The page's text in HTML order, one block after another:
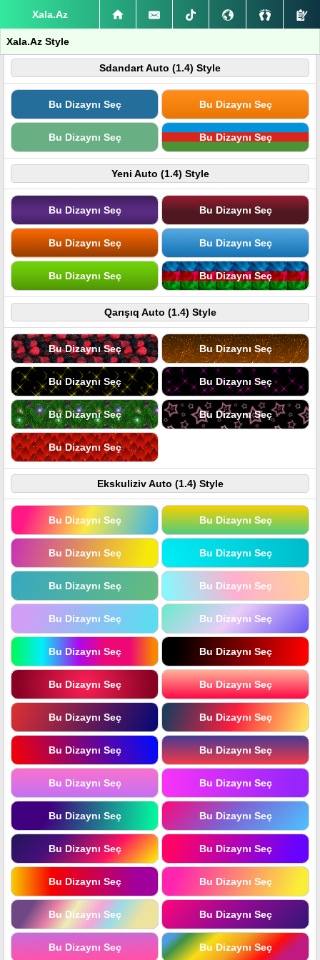
Xala.Az
Xala.Az Style
Sdandart Auto (1.4) Style
Bu Dizaynı Seç Bu Dizaynı Seç
Bu Dizaynı Seç Bu Dizaynı Seç
Yeni Auto (1.4) Style
Bu Dizaynı Seç Bu Dizaynı Seç
Bu Dizaynı Seç Bu Dizaynı Seç
Bu Dizaynı Seç Bu Dizaynı Seç
Qarışıq Auto (1.4) Style
Bu Dizaynı Seç Bu Dizaynı Seç
Bu Dizaynı Seç Bu Dizaynı Seç
Bu Dizaynı Seç Bu Dizaynı Seç
Bu Dizaynı Seç
Ekskuliziv Auto (1.4) Style
Bu Dizaynı Seç Bu Dizaynı Seç
Bu Dizaynı Seç Bu Dizaynı Seç
Bu Dizaynı Seç Bu Dizaynı Seç
Bu Dizaynı Seç Bu Dizaynı Seç
Bu Dizaynı Seç Bu Dizaynı Seç
Bu Dizaynı Seç Bu Dizaynı Seç
Bu Dizaynı Seç Bu Dizaynı Seç
Bu Dizaynı Seç Bu Dizaynı Seç
Bu Dizaynı Seç Bu Dizaynı Seç
Bu Dizaynı Seç Bu Dizaynı Seç
Bu Dizaynı Seç Bu Dizaynı Seç
Bu Dizaynı Seç Bu Dizaynı Seç
Bu Dizaynı Seç Bu Dizaynı Seç
Bu Dizaynı Seç Bu Dizaynı Seç